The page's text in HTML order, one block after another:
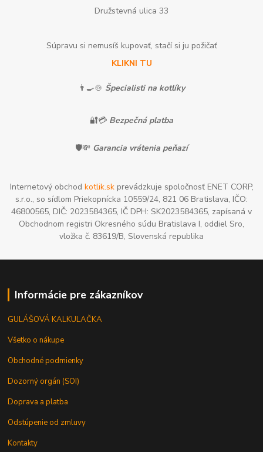
Družstevná ulica 33
Súpravu si nemusíš kupovať, stačí si ju požičať
KLIKNI TU
👨‍🍳🍲 Špecialisti na kotlíky
🔐💳 Bezpečná platba
🛡️💸 Garancia vrátenia peňazí
Internetový obchod kotlik.skprevádzkuje spoločnosť ENET CORP,
s.r.o., so sídlom Priekopnícka 10559/24, 821 06 Bratislava, IČO:
46800565, DIČ: 2023584365, IČ DPH: SK2023584365, zapísaná v
Obchodnom registri Okresného súdu Bratislava I, oddiel Sro,
vložka č. 83619/B, Slovenská republika
Informácie pre zákazníkov
GULÁŠOVÁ KALKULAČKA
Všetko o nákupe
Obchodné podmienky
Dozorný orgán (SOI)
Doprava a platba
Odstúpenie od zmluvy
Kontakty